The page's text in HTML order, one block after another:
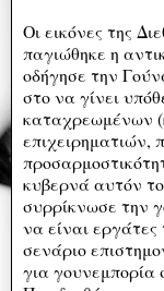
Οι εικόνες της
παγιώθηκε η
οδήγησε την
στο να γίνει
καταχρεωμένων
επιχειρηματιών,
κυβερνά αυτόν
συρρίκνωσε την
να είναι
σενάριο
για γουνεμπορία